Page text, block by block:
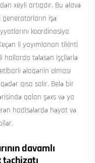
xeyli artıqdır. Bu əlavə
generatorların işə
koordinasiya
il yayımlanan tikinti
hallarda tələsən işçilərlə
əlaqənin olması
qısa salır. Belə bir
qalan şəxs və ya
hadisələrdə həyat və
davamlı